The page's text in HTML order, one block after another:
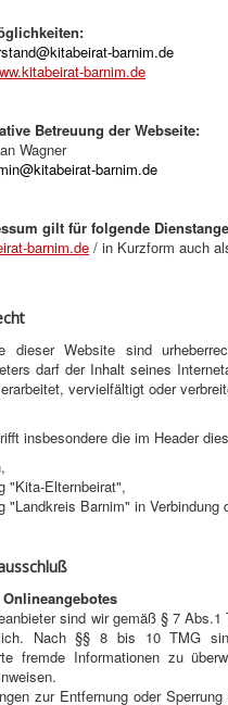
barnim.de
barnim.de
Betreuung der Webseite:
Wagner
barnim.de
gilt für folgende
barnim.de / in Kurzform auch
dieser Website sind
darf der Inhalt seines
vervielfältigt oder
insbesondere die im Header
"Kita-Elternbeirat",
"Landkreis Barnim" in Verbindung
sind wir gemäß § 7
Nach §§ 8 bis 10 TMG
fremde Informationen zu
zur Entfernung oder